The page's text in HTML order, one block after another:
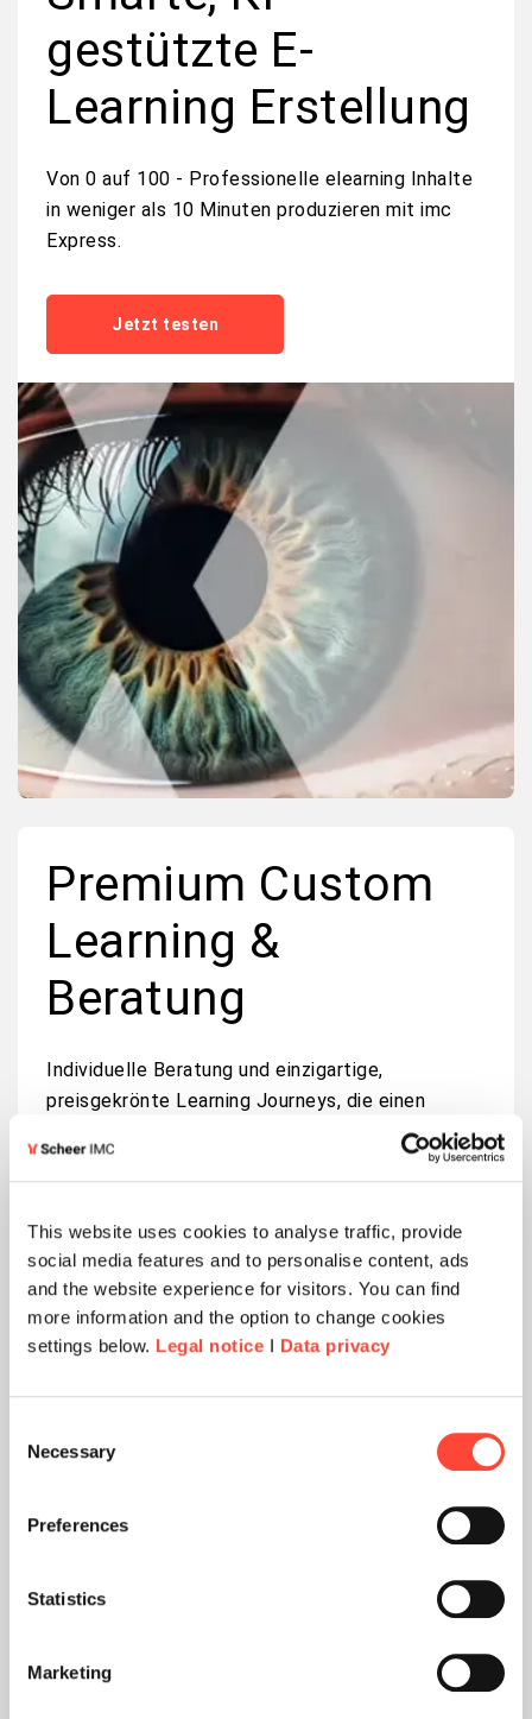
This website uses cookies to analyse traffic, provide
social media features and to personalise content, ads
and the website experience for visitors. You can find
more information and the option to change cookies
settings below. Legal notice I Data privacy
Selection
Necessary
Preferences
Statistics
Marketing
gestützte E-
Learning Erstellung
Von 0 auf 1 00 - Professionelle elearning Inhalte
in weniger als 10 Minuten produzieren mit imc
Express.
Jetzt testen
Premium Custom
Learning &
Beratung
Individuelle Beratung und einzigartige,
preisgekrönte Learning Journeys, die einen